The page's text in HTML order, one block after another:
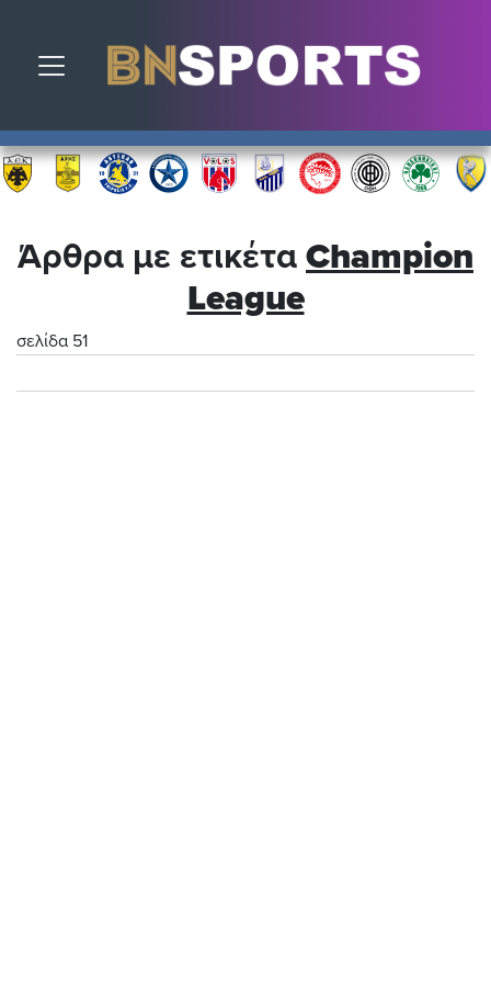
Toggle navigation
Άρθρα με ετικέτα Champion
League
σελίδα 51